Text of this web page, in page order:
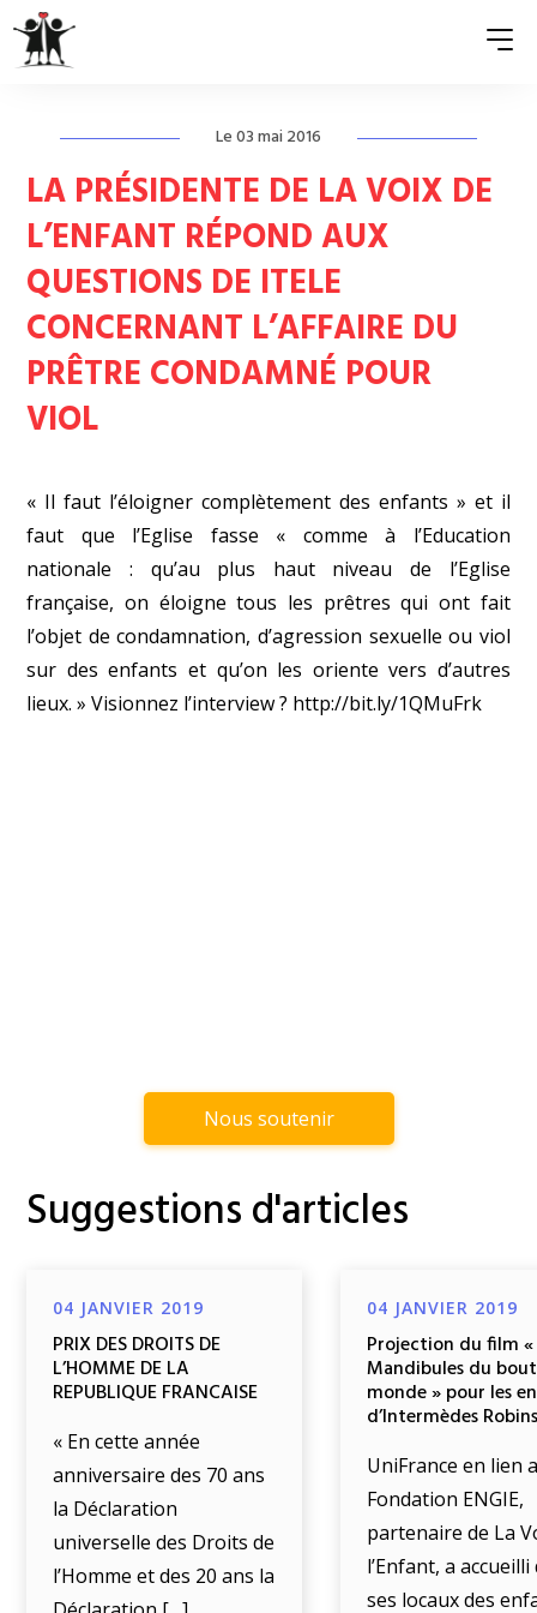
QUI SOMMES-NOUS ?
ASSOCIATIONS MEMBRES
NOS ACTIONS
S’ENGAGER
ACTUALITÉS
Le 03 mai 2016
LA PRÉSIDENTE DE LA VOIX DE
L’ENFANT RÉPOND AUX
QUESTIONS DE ITELE
CONCERNANT L’AFFAIRE DU
PRÊTRE CONDAMNÉ POUR
VIOL
« Il faut l’éloigner complètement des enfants » et il
faut que l’Eglise fasse « comme à l’Education
nationale : qu’au plus haut niveau de l’Eglise
française, on éloigne tous les prêtres qui ont fait
l’objet de condamnation, d’agression sexuelle ou viol
sur des enfants et qu’on les oriente vers d’autres
lieux. » Visionnez l’interview ? http://bit.ly/1QMuFrk
Nous soutenir
Suggestions d'articles
04 JANVIER 2019
PRIX DES DROITS DE
L’HOMME DE LA
REPUBLIQUE FRANCAISE
« En cette année
anniversaire des 70 ans
la Déclaration
universelle des Droits de
l’Homme et des 20 ans la
04 JANVIER 2019
Projection du film «
Mandibules du
monde » pour les
d’Intermèdes
UniFrance en lien
Fondation ENGIE,
partenaire de La
l’Enfant, a accueilli
ses locaux des